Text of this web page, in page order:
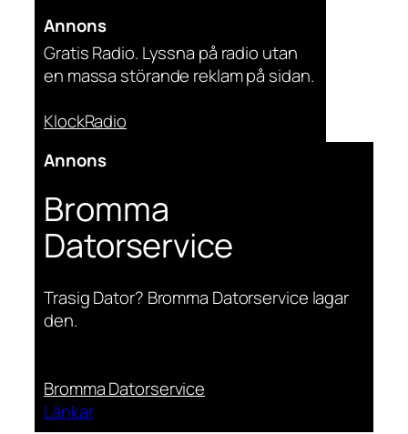
Annons
Gratis Radio. Lyssna på radio utan
en massa störande reklam på sidan.
KlockRadio
Annons
Bromma
Datorservice
Trasig Dator? Bromma Datorservice lagar
den.
Bromma Datorservice
Länkar